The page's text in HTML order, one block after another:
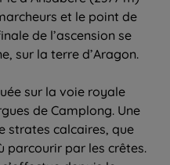
et le point de
de l’ascension se
sur la terre d’Aragon.
sur la voie royale
de Camplong. Une
strates calcaires, que
parcourir par les crêtes.